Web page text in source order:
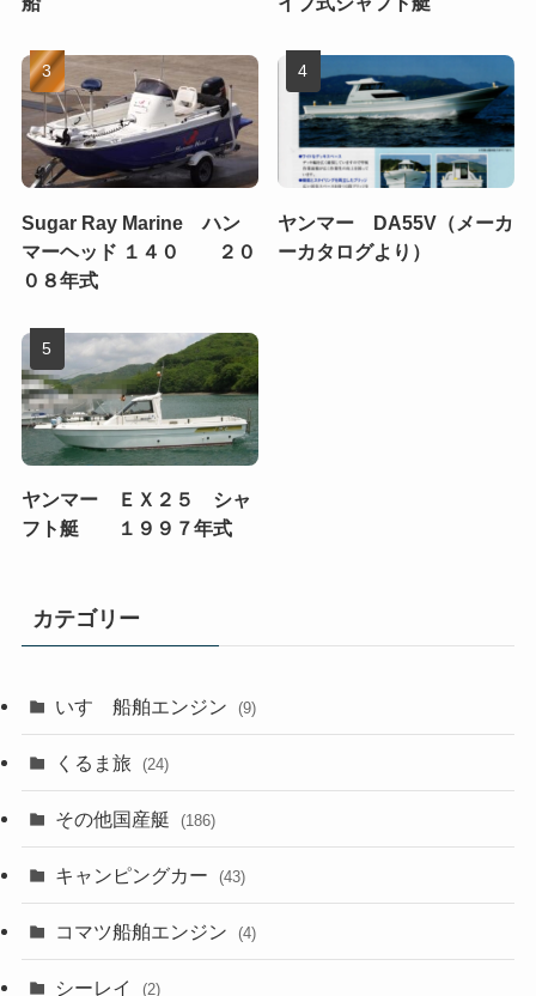
Sugar Ray Marine ハン
マーヘッド １４０ ２０
０８年式
ヤンマー DA55V（メーカ
ーカタログより）
ヤンマー ＥＸ２５ シャ
フト艇 １９９７年式
カテゴリー
いすゞ船舶エンジン (9)
くるま旅 (24)
その他国産艇 (186)
キャンピングカー (43)
コマツ船舶エンジン (4)
シーレイ (2)